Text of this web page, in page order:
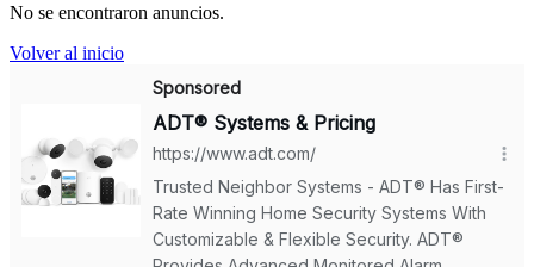
No se encontraron anuncios.
Volver al inicio